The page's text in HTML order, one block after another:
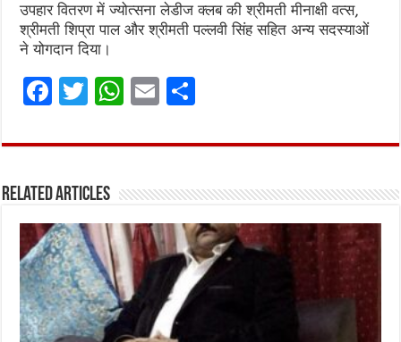
उपहार वितरण में ज्योत्सना लेडीज क्लब की श्रीमती मीनाक्षी वत्स,
श्रीमती शिप्रा पाल और श्रीमती पल्लवी सिंह सहित अन्य सदस्याओं
ने योगदान दिया।
F
ce
o
o
k
T
it
r
W
at
A
p
p
E
ai ar
Related Articles